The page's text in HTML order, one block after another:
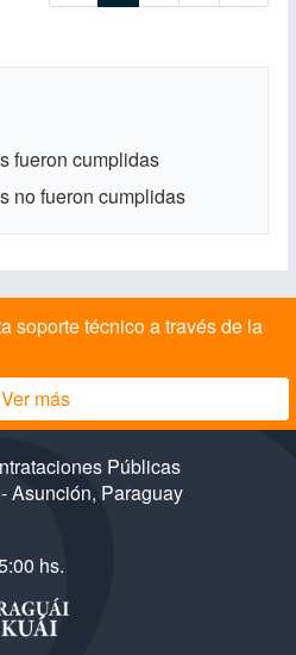
fueron cumplidas
no fueron cumplidas
soporte técnico a través de la
Ver más
Públicas
Asunción, Paraguay
hs.